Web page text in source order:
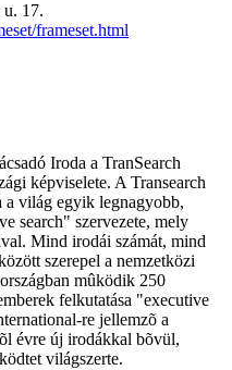
u. 17.
frameset.html
Iroda a TranSearch
képviselete. A Transearch
a világ egyik legnagyobb,
search" szervezete, mely
Mind irodái számát, mind
szerepel a nemzetközi
mûködik 250
felkutatása "executive
re jellemzõ a
évre új irodákkal bõvül,
világszerte.